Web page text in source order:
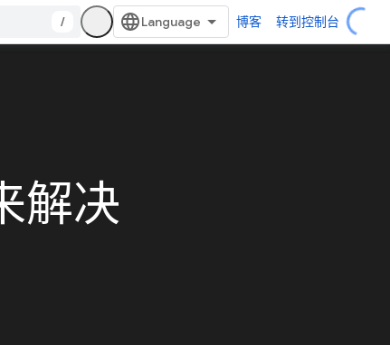
/ 博客 转到控制台
解决